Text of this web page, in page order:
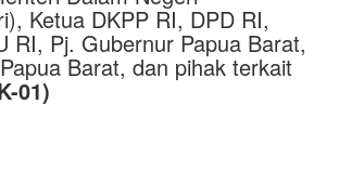
Ketua DKPP RI, DPD RI,
RI, Pj. Gubernur Papua Barat,
Barat, dan pihak terkait
01)